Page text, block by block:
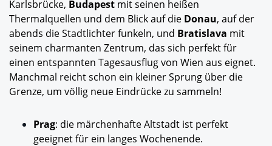
Karlsbrücke, Budapest mit seinen heißen
Thermalquellen und dem Blick auf die Donau, auf der
abends die Stadtlichter funkeln, und Bratislava mit
seinem charmanten Zentrum, das sich perfekt für
einen entspannten Tagesausflug von Wien aus eignet.
Manchmal reicht schon ein kleiner Sprung über die
Grenze, um völlig neue Eindrücke zu sammeln!
Prag: die märchenhafte Altstadt ist perfekt
geeignet für ein langes Wochenende.